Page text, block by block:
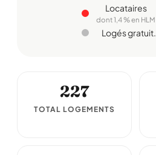
Locataires
dont 1,4 % en HLM
Logés gratuit.
227
TOTAL LOGEMENTS